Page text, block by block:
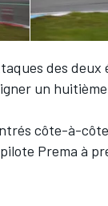
des deux
un
côte-à-
Prema à